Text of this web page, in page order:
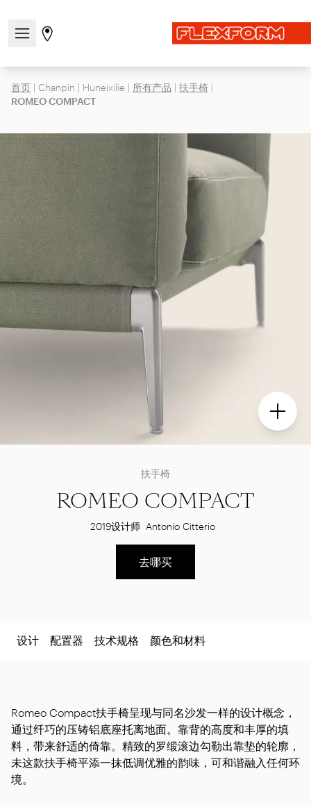
打开/关闭导航菜单
前往商店页面
首页 | Chanpin | Huneixilie | 所有产品 | 扶手椅 |
ROMEO COMPACT
扶手椅
ROMEO COMPACT
2019设计师 Antonio Citterio
去哪买
设计 配置器 技术规格 颜色和材料
Romeo Compact扶手椅呈现与同名沙发一样的设计概念，
通过纤巧的压铸铝底座托离地面。靠背的高度和丰厚的填
料，带来舒适的倚靠。精致的罗缎滚边勾勒出靠垫的轮廓，
未这款扶手椅平添一抹低调优雅的韵味，可和谐融入任何环
境。